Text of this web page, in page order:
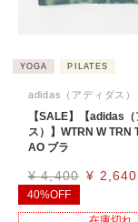
YOGA PILATES
adidas（アディダス）
【SALE】【adidas
ス）】WTRN W TRN
AO ブラ
¥ 4,400 ¥ 2,640
40%OFF